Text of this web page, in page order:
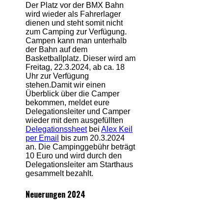
Der Platz vor der BMX Bahn
wird wieder als Fahrerlager
dienen und steht somit nicht
zum Camping zur Verfügung.
Campen kann man unterhalb
der Bahn auf dem
Basketballplatz. Dieser wird am
Freitag, 22.3.2024, ab ca. 18
Uhr zur Verfügung
stehen.Damit wir einen
Überblick über die Camper
bekommen, meldet eure
Delegationsleiter und Camper
wieder mit dem ausgefüllten
Delegationssheetbei Alex Keil
per Email
bis zum 20.3.2024
an. Die Campinggebühr beträgt
10 Euro und wird durch den
Delegationsleiter am Starthaus
gesammelt bezahlt.
Neuerungen 2024